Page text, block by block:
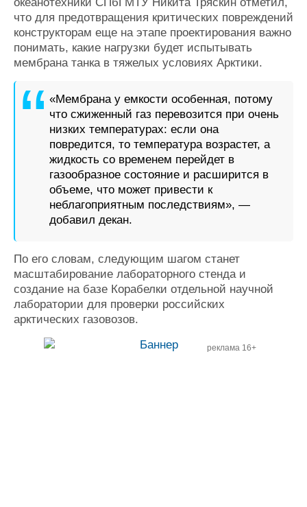
что для предотвращения критических повреждений
конструкторам еще на этапе проектирования важно
понимать, какие нагрузки будет испытывать
мембрана танка в тяжелых условиях Арктики.
«Мембрана у емкости особенная, потому
что сжиженный газ перевозится при очень
низких температурах: если она
повредится, то температура возрастет, а
жидкость со временем перейдет в
газообразное состояние и расширится в
объеме, что может привести к
неблагоприятным последствиям», —
добавил декан.
По его словам, следующим шагом станет
масштабирование лабораторного стенда и
создание на базе Корабелки отдельной научной
лаборатории для проверки российских
арктических газовозов.
реклама 16+